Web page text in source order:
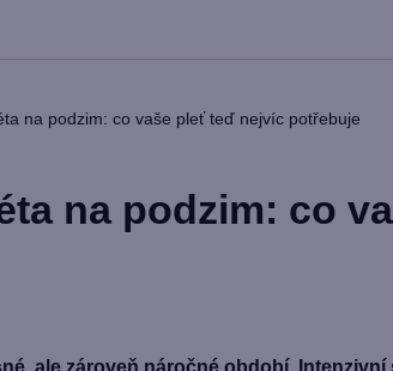
na podzim: co vaše pleť teď nejvíc potřebuje
na podzim: co
ale zároveň náročné období.